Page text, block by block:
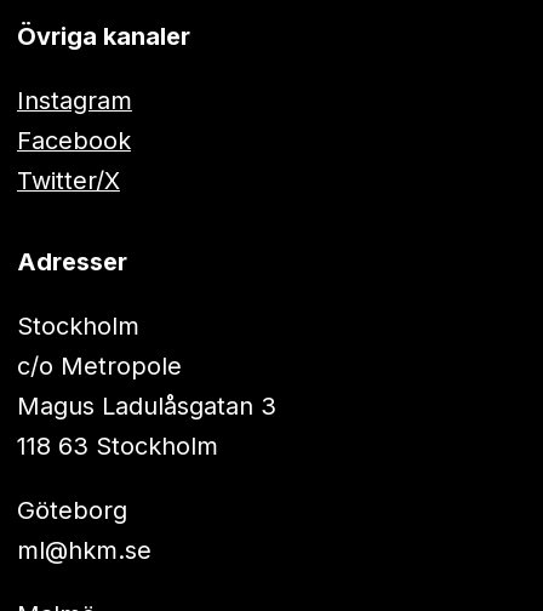
Övriga kanaler
Instagram
Facebook
Twitter/X
Adresser
Stockholm
c/o Metropole
Magus Ladulåsgatan 3
118 63 Stockholm
Göteborg
ml@hkm.se